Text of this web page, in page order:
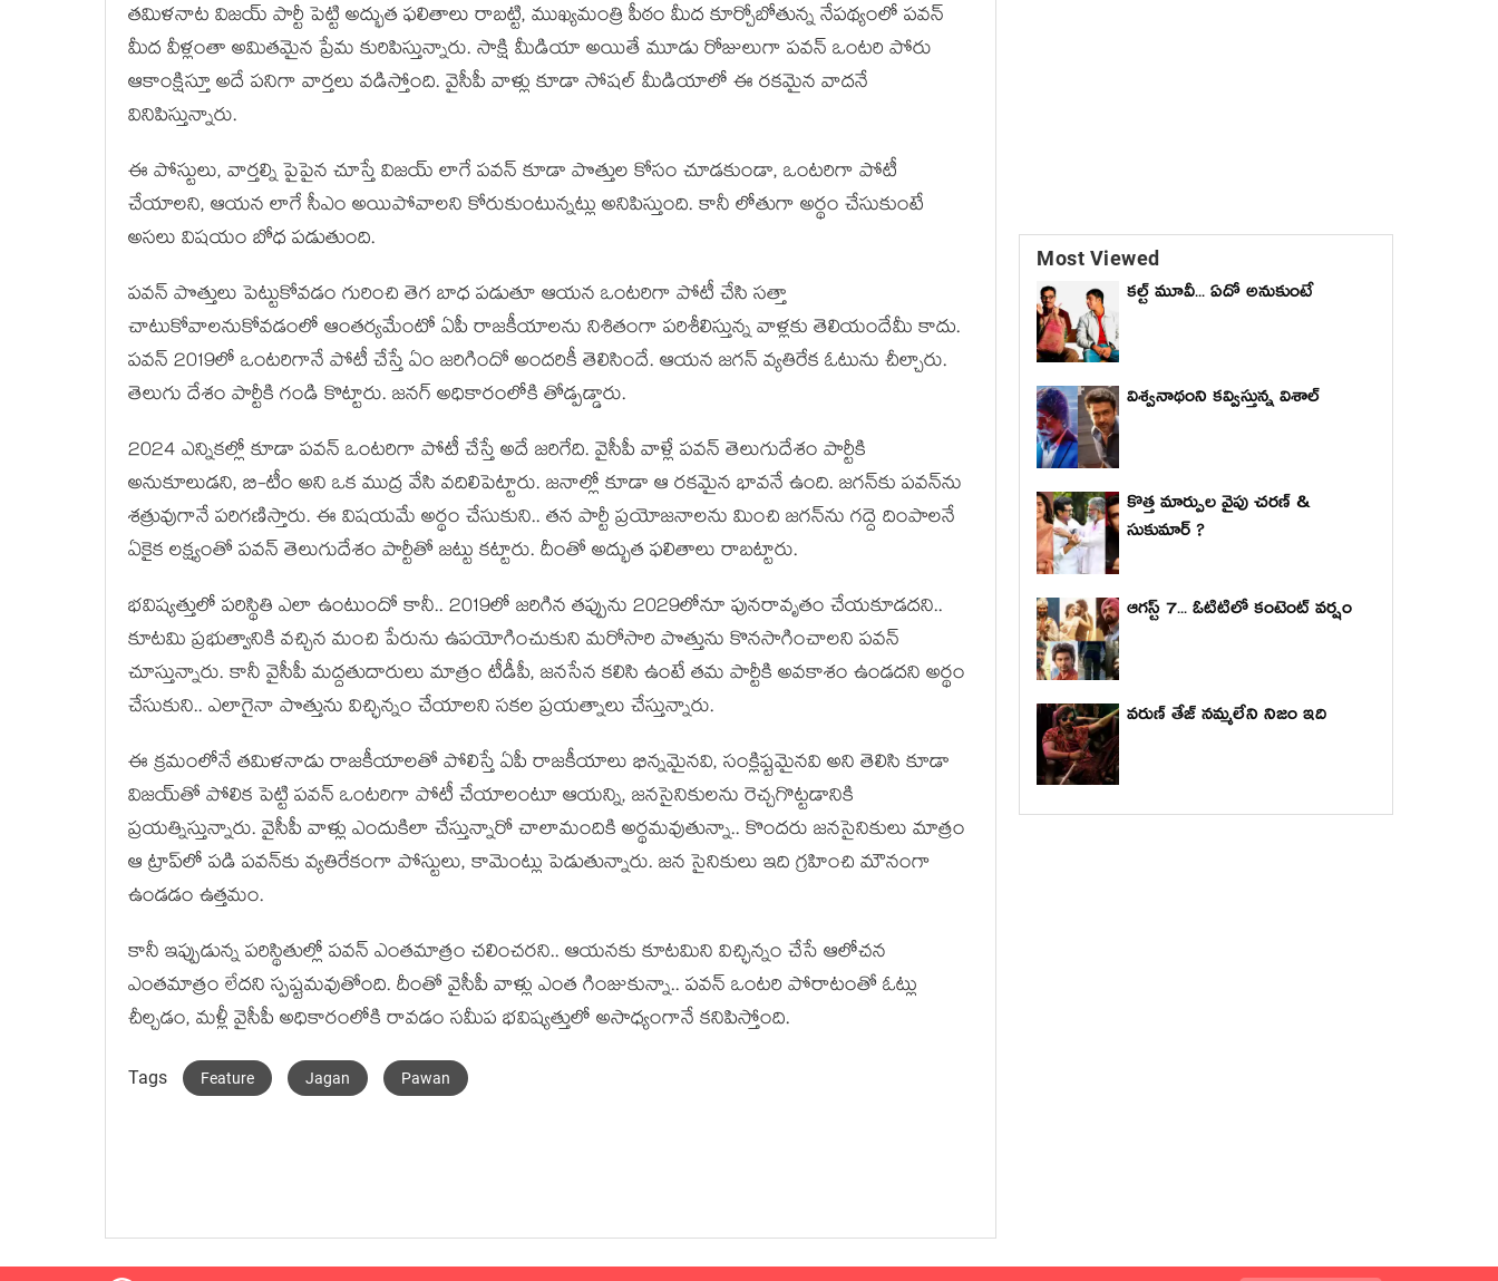
తమిళనాట విజయ్ పార్టీ పెట్టి అద్భుత ఫలితాలు రాబట్టి, ముఖ్యమంత్రి పీఠం మీద కూర్చోబోతున్న నేపథ్యంలో పవన్
మీద వీళ్లంతా అమితమైన ప్రేమ కురిపిస్తున్నారు. సాక్షి మీడియా అయితే మూడు రోజులుగా పవన్ ఒంటరి పోరు
ఆకాంక్షిస్తూ అదే పనిగా వార్తలు వడిస్తోంది. వైసీపీ వాళ్లు కూడా సోషల్ మీడియాలో ఈ రకమైన వాదనే
వినిపిస్తున్నారు.
ఈ పోస్టులు, వార్తల్ని పైపైన చూస్తే విజయ్ లాగే పవన్ కూడా పొత్తుల కోసం చూడకుండా, ఒంటరిగా పోటీ
చేయాలని, ఆయన లాగే సీఎం అయిపోవాలని కోరుకుంటున్నట్లు అనిపిస్తుంది. కానీ లోతుగా అర్థం చేసుకుంటే
అసలు విషయం బోధ పడుతుంది.
పవన్ పొత్తులు పెట్టుకోవడం గురించి తెగ బాధ పడుతూ ఆయన ఒంటరిగా పోటీ చేసి సత్తా
చాటుకోవాలనుకోవడంలో ఆంతర్యమేంటో ఏపీ రాజకీయాలను నిశితంగా పరిశీలిస్తున్న వాళ్లకు తెలియందేమీ కాదు.
పవన్ 2019లో ఒంటరిగానే పోటీ చేస్తే ఏం జరిగిందో అందరికీ తెలిసిందే. ఆయన జగన్ వ్యతిరేక ఓటును చీల్చారు.
తెలుగు దేశం పార్టీకి గండి కొట్టారు. జనగ్ అధికారంలోకి తోడ్పడ్డారు.
2024 ఎన్నికల్లో కూడా పవన్ ఒంటరిగా పోటీ చేస్తే అదే జరిగేది. వైసీపీ వాళ్లే పవన్‌ తెలుగుదేశం పార్టీకి
అనుకూలుడని, బి-టీం అని ఒక ముద్ర వేసి వదిలిపెట్టారు. జనాల్లో కూడా ఆ రకమైన భావనే ఉంది. జగన్‌కు పవన్‌ను
శత్రువుగానే పరిగణిస్తారు. ఈ విషయమే అర్థం చేసుకుని.. తన పార్టీ ప్రయోజనాలను మించి జగన్‌ను గద్దె దింపాలనే
ఏకైక లక్ష్యంతో పవన్ తెలుగుదేశం పార్టీతో జట్టు కట్టారు. దీంతో అద్భుత ఫలితాలు రాబట్టారు.
భవిష్యత్తులో పరిస్థితి ఎలా ఉంటుందో కానీ.. 2019లో జరిగిన తప్పును 2029లోనూ పునరావృతం చేయకూడదని..
కూటమి ప్రభుత్వానికి వచ్చిన మంచి పేరును ఉపయోగించుకుని మరోసారి పొత్తును కొనసాగించాలని పవన్
చూస్తున్నారు. కానీ వైసీపీ మద్దతుదారులు మాత్రం టీడీపీ, జనసేన కలిసి ఉంటే తమ పార్టీకి అవకాశం ఉండదని అర్థం
చేసుకుని.. ఎలాగైనా పొత్తును విచ్ఛిన్నం చేయాలని సకల ప్రయత్నాలు చేస్తున్నారు.
ఈ క్రమంలోనే తమిళనాడు రాజకీయాలతో పోలిస్తే ఏపీ రాజకీయాలు భిన్నమైనవి, సంక్లిష్టమైనవి అని తెలిసి కూడా
విజయ్‌తో పోలిక పెట్టి పవన్ ఒంటరిగా పోటీ చేయాలంటూ ఆయన్ని, జనసైనికులను రెచ్చగొట్టడానికి
ప్రయత్నిస్తున్నారు. వైసీపీ వాళ్లు ఎందుకిలా చేస్తున్నారో చాలామందికి అర్థమవుతున్నా.. కొందరు జనసైనికులు మాత్రం
ఆ ట్రాప్‌లో పడి పవన్‌కు వ్యతిరేకంగా పోస్టులు, కామెంట్లు పెడుతున్నారు. జన సైనికులు ఇది గ్రహించి మౌనంగా
ఉండడం ఉత్తమం.
కానీ ఇప్పుడున్న పరిస్థితుల్లో పవన్ ఎంతమాత్రం చలించరని.. ఆయనకు కూటమిని విచ్ఛిన్నం చేసే ఆలోచన
ఎంతమాత్రం లేదని స్పష్టమవుతోంది. దీంతో వైసీపీ వాళ్లు ఎంత గింజుకున్నా.. పవన్ ఒంటరి పోరాటంతో ఓట్లు
చీల్చడం, మళ్లీ వైసీపీ అధికారంలోకి రావడం సమీప భవిష్యత్తులో అసాధ్యంగానే కనిపిస్తోంది.
Tags Feature Jagan Pawan
Most Viewed
కల్ట్ మూవీ... ఏదో అనుకుంటే
విశ్వనాథంని కవ్విస్తున్న విశాల్
కొత్త మార్పుల వైపు చరణ్ &
సుకుమార్ ?
ఆగస్ట్ 7... ఓటిటిలో కంటెంట్ వర్షం
వరుణ్ తేజ్ నమ్మలేని నిజం ఇది